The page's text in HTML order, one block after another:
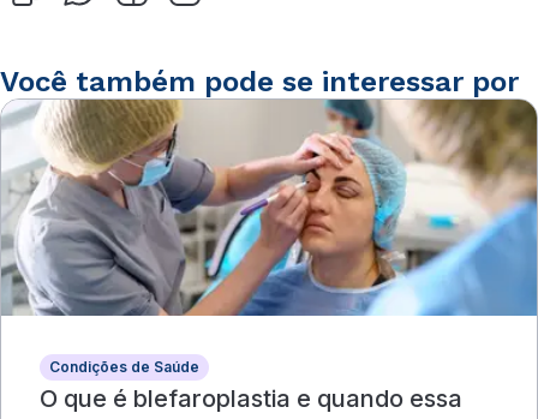
Você também pode se interessar por
Condições de Saúde
O que é blefaroplastia e quando essa